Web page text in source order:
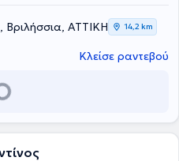
ΑΤΤΙΚΗ 14,2 km
Κλείσε ραντεβού